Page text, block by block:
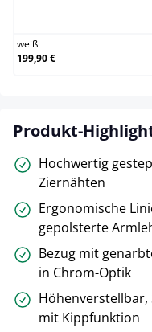
weiß
199,90 €
Produkt-
Hochwertig
Ziernähten
Ergonomische
gepolsterte
Bezug mit
in Chrom-Optik
Höhenverstellbar,
mit Kippfunktion